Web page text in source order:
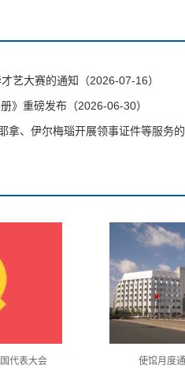
艺大赛的通知（2026-07-16）
》重磅发布（2026-06-30）
拿、伊尔梅瑙开展领事证件等服务
代表大会 使馆月度